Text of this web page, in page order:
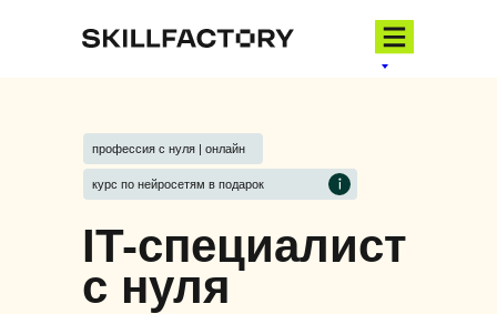
профессия с нуля | онлайн
IT-специалист
с нуля
курс по нейросетям в подарок